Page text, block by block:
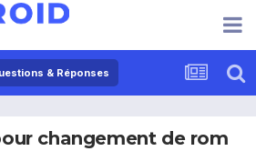
& Réponses
changement de rom